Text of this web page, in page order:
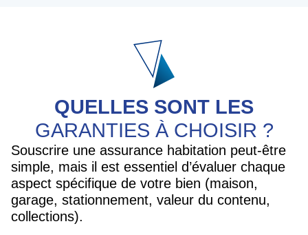
QUELLES SONT LES
GARANTIES À CHOISIR ?
Souscrire une assurance habitation peut-être
simple, mais il est essentiel d’évaluer chaque
aspect spécifique de votre bien (maison,
garage, stationnement, valeur du contenu,
collections).